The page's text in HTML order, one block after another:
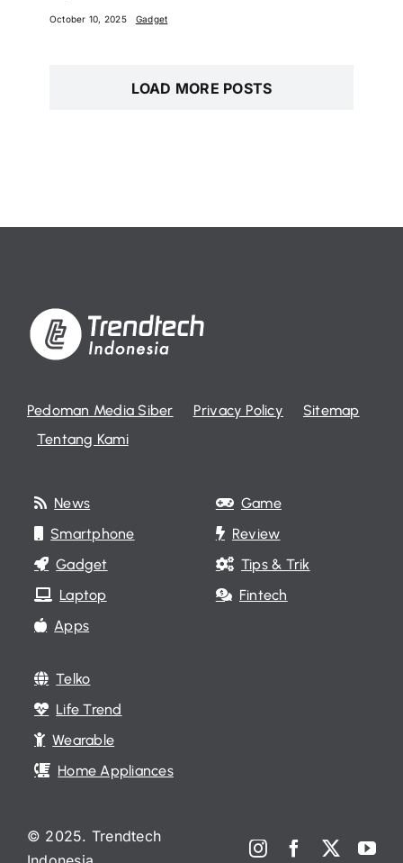
October 10, 2025 Gadget
LOAD MORE POSTS
Pedoman Media Siber Privacy Policy
Sitemap
Tentang Kami
News
Smartphone
Gadget
Laptop
Apps
Game
Review
Tips & Trik
Fintech
Telko
Life Trend
Wearable
Home Appliances
© 2025. Trendtech